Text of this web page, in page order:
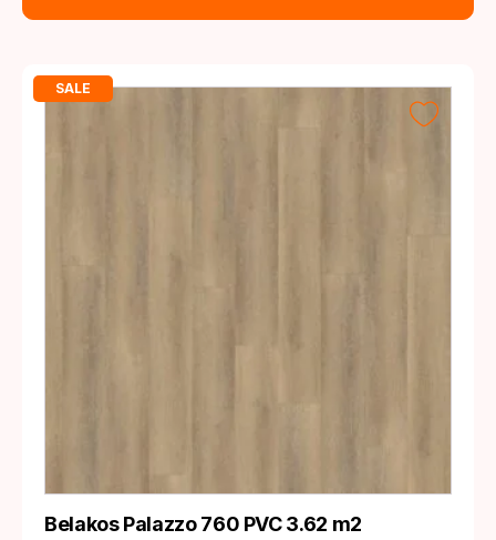
SALE
Belakos Palazzo 760 PVC 3.62 m2